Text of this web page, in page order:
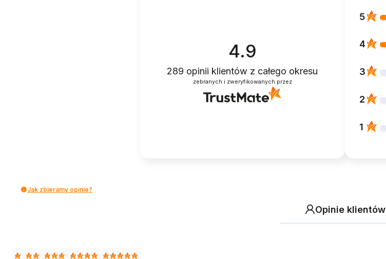
4.9
289 opinii klientów z całego okresu
zebranych i zweryfikowanych przez
5
4
3
2
1
Jak zbieramy opinie?
Opinie klientów